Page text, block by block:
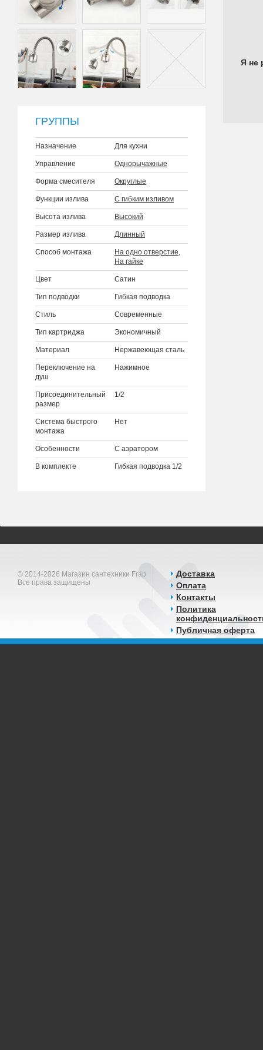
ГРУППЫ
Назначение Для кухни
Управление Однорычажные
Форма смесителя Округлые
Функции излива С гибким изливом
Высота излива Высокий
Размер излива Длинный
Способ монтажа На одно отверстие,
На гайке
Цвет Сатин
Тип подводки Гибкая подводка
Стиль Современные
Тип картриджа Экономичный
Материал Нержавеющая сталь
Переключение на
душ
Нажимное
Присоединительный
размер
1/2
Система быстрого
монтажа
Нет
Особенности С аэратором
В комплекте Гибкая подводка 1/2
Я не
© 2014-2026 Магазин сантехники Frap
Все права защищены
Доставка
Оплата
Контакты
Политика
Публичная оферта